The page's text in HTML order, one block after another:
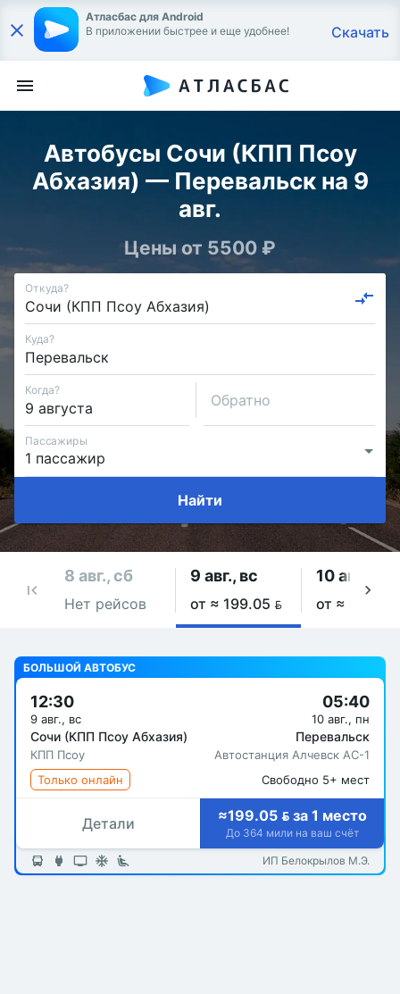
Атласбас для Android
В приложении быстрее и еще удобнее!
Скачать
Автобусы Сочи (КПП Псоу
Абхазия) — Перевальск на 9
авг.
Цены от 5500 ₽
Откуда?
Куда?
Когда?
Обратно
Пассажиры
Найти
8 авг., сб
Нет рейсов
9 авг., вс
от ≈ 199.05 
10 авг., пн
от ≈ 199.05
БОЛЬШОЙ АВТОБУС
12:30
9 авг., вс
Сочи (КПП Псоу Абхазия)
КПП Псоу
05:40
10 авг., пн
Перевальск
Автостанция Алчевск АС-1
Только онлайн
Свободно 5+ мест
Детали ≈199.05  за 1 место
До 364 мили на ваш счёт
ИП Белокрылов М.Э.